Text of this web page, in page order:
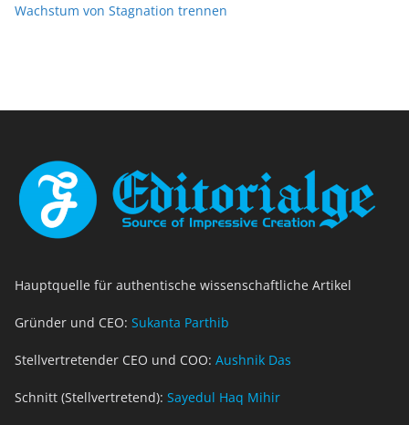
Wachstum von Stagnation trennen
Hauptquelle für authentische wissenschaftliche Artikel
Gründer und CEO: Sukanta Parthib
Stellvertretender CEO und COO: Aushnik Das
Schnitt (Stellvertretend): Sayedul Haq Mihir